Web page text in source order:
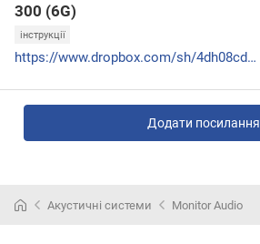
300 (6G)
інструкції
https://www.dropbox.com/sh/4dh08cdqlif4rjx/AABHWdg-cXiTTQzZ...
Додати посилання
Акустичні системи Monitor Audio